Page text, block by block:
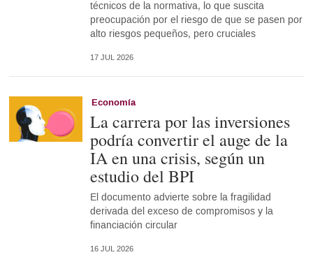
técnicos de la normativa, lo que suscita
preocupación por el riesgo de que se pasen por
alto riesgos pequeños, pero cruciales
17 JUL 2026
Economía
La carrera por las inversiones
podría convertir el auge de la
IA en una crisis, según un
estudio del BPI
El documento advierte sobre la fragilidad
derivada del exceso de compromisos y la
financiación circular
16 JUL 2026